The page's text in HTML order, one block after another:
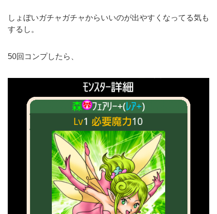
しょぼいガチャガチャからいいのが出やすくなってる気も
するし。
50回コンプしたら、